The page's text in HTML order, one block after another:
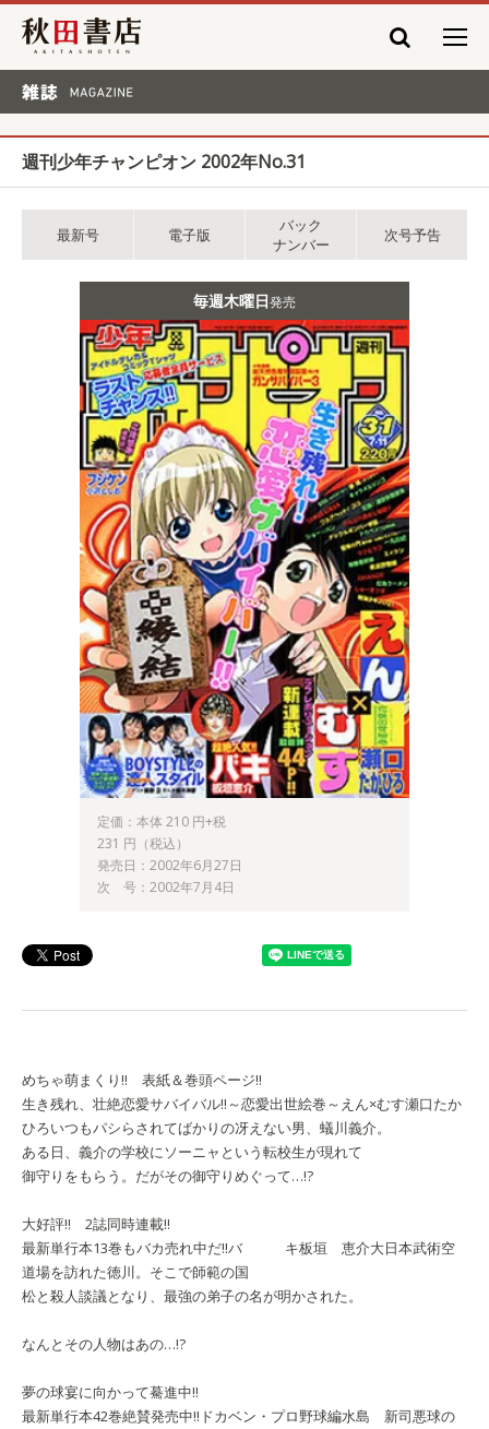
秋田書店
週刊少年チャンピオン 2002年No.31
最新号 電子版
バック
ナンバー
次号予告
毎週木曜日発売
定価：本体 210 円+税
231 円（税込）
発売日：2002年6月27日
次 号：2002年7月4日
めちゃ萌まくり!! 表紙＆巻頭ページ!!
生き残れ、壮絶恋愛サバイバル!!～恋愛出世絵巻～えん×むす瀬口たか
ひろいつもパシらされてばかりの冴えない男、蟻川義介。
ある日、義介の学校にソーニャという転校生が現れて
御守りをもらう。だがその御守りめぐって…!?
大好評!! 2誌同時連載!!
最新単行本13巻もバカ売れ中だ!!バ キ板垣 恵介大日本武術空
道場を訪れた徳川。そこで師範の国
松と殺人談議となり、最強の弟子の名が明かされた。
なんとその人物はあの…!?
夢の球宴に向かって驀進中!!
最新単行本42巻絶賛発売中!! ドカベン・プロ野球編水島 新司悪球の